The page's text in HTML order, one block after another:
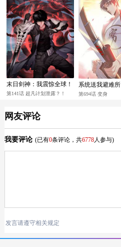
末日剑神：我震惊全球！
第141话 超凡计划泄露？！
系统送我避难所
第694话 变身
网友评论
我要评论 (已有0条评论，共6778人参与)
发言请遵守相关规定